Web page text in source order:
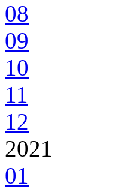
08
09
10
11
12
2021
01